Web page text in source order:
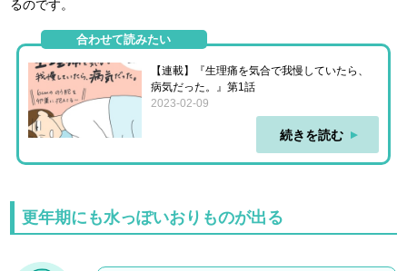
るのです。
合わせて読みたい
【連載】『生理痛を気合で我慢していたら、
病気だった。』第1話
2023-02-09
続きを読む
更年期にも水っぽいおりものが出る